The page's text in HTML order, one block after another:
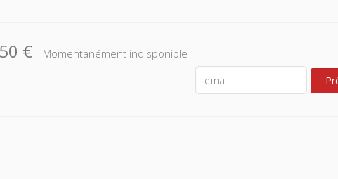
€ - Momentanément indisponible